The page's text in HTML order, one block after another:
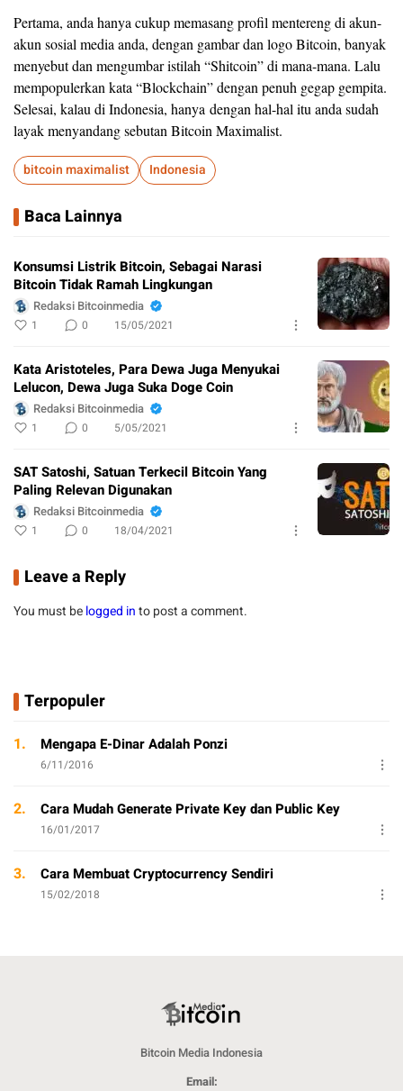
Pertama, anda hanya cukup memasang profil mentereng di akun-
akun sosial media anda, dengan gambar dan logo Bitcoin, banyak
menyebut dan mengumbar istilah “Shitcoin” di mana-mana. Lalu
mempopulerkan kata “Blockchain” dengan penuh gegap gempita.
Selesai, kalau di Indonesia, hanya dengan hal-hal itu anda sudah
layak menyandang sebutan Bitcoin Maximalist.
bitcoin maximalist Indonesia
Baca Lainnya
Konsumsi Listrik Bitcoin, Sebagai Narasi
Bitcoin Tidak Ramah Lingkungan
Redaksi Bitcoinmedia
1 0 15/05/2021
Kata Aristoteles, Para Dewa Juga Menyukai
Lelucon, Dewa Juga Suka Doge Coin
Redaksi Bitcoinmedia
1 0 5/05/2021
SAT Satoshi, Satuan Terkecil Bitcoin Yang
Paling Relevan Digunakan
Redaksi Bitcoinmedia
1 0 18/04/2021
Leave a Reply
You must belogged into post a comment.
Terpopuler
1. Mengapa E-Dinar Adalah Ponzi
6/11/2016
2. Cara Mudah Generate Private Key dan Public Key
16/01/2017
3. Cara Membuat Cryptocurrency Sendiri
15/02/2018
Bitcoin Media Indonesia
Email: